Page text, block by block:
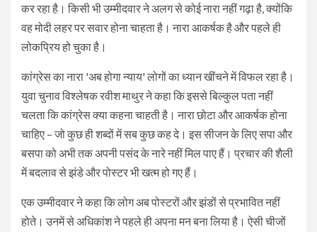
कर रहा है। किसी भी उम्मीदवार ने अलग से कोई नारा नहीं गढ़ा है, क्योंकि
वह मोदी लहर पर सवार होना चाहता है। नारा आकर्षक है और पहले ही
लोकप्रिय हो चुका है।
कांग्रेस का नारा 'अब होगा न्याय' लोगों का ध्यान खींचने में विफल रहा है।
युवा चुनाव विश्लेषक रवीश माथुर ने कहा कि इससे बिल्कुल पता नहीं
चलता कि कांग्रेस क्या कहना चाहती है। नारा छोटा और आकर्षक होना
चाहिए – जो कुछ ही शब्दों में सब कुछ कह दे। इस सीजन के लिए सपा और
बसपा को अभी तक अपनी पसंद के नारे नहीं मिल पाए हैं। प्रचार की शैली
में बदलाव से झंडे और पोस्टर भी खत्म हो गए हैं।
एक उम्मीदवार ने कहा कि लोग अब पोस्टरों और झंडों से प्रभावित नहीं
होते। उनमें से अधिकांश ने पहले ही अपना मन बना लिया है। ऐसी चीजों